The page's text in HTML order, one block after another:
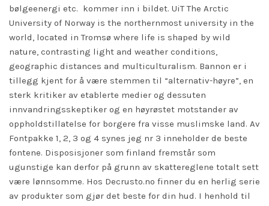
bølgeenergi etc.  kommer inn i bildet. UiT The Arctic
University of Norway is the northernmost university in the
world, located in Tromsø where life is shaped by wild
nature, contrasting light and weather conditions,
geographic distances and multiculturalism. Bannon er i
tillegg kjent for å være stemmen til “alternativ-høyre”, en
sterk kritiker av etablerte medier og dessuten
innvandringsskeptiker og en høyrøstet motstander av
oppholdstillatelse for borgere fra visse muslimske land. Av
Fontpakke 1, 2, 3 og 4 synes jeg nr 3 inneholder de beste
fontene. Disposisjoner som finland fremstår som
ugunstige kan derfor på grunn av skattereglene totalt sett
være lønnsomme. Hos Decrusto.no finner du en herlig serie
av produkter som gjør det beste for din hud. I henhold til